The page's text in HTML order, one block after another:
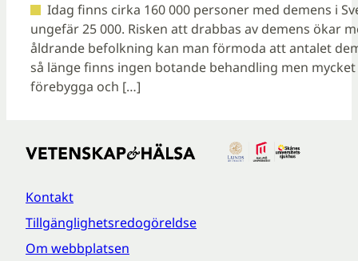
Idag finns cirka 160 000 personer med demens i
ungefär 25 000. Risken att drabbas av demens ökar
åldrande befolkning kan man förmoda att antalet
så länge finns ingen botande behandling men
förebygga och […]
Kontakt
Tillgänglighetsredogöreldse
Om webbplatsen